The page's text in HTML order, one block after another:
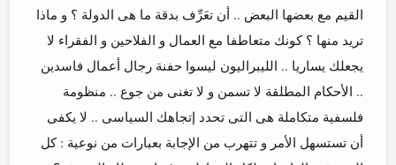
القيم مع بعضها البعض .. أن تعَرِّف بدقة ما هى الدولة ؟ و ماذا
تريد منها ؟ كونك متعاطفا مع العمال و الفلاحين و الفقراء لا
يجعلك يساريا .. الليبراليون ليسوا حفنة رجال أعمال فاسدين
.. الأحكام المطلقة لا تسمن و لا تغنى من جوع .. منظومة
فلسفية متكاملة هى التى تحدد إتجاهك السياسى .. لا يكفى
أن تستسهل الأمر و تتهرب من الإجابة بعبارات من نوعية : كل